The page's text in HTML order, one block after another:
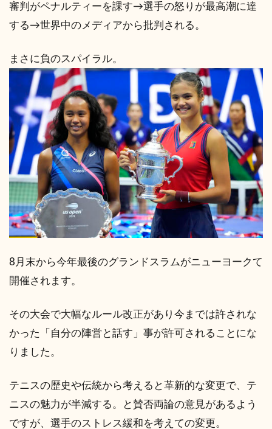
審判がペナルティーを課す→選手の怒りが最高潮に達
する→世界中のメディアから批判される。
まさに負のスパイラル。
8月末から今年最後のグランドスラムがニューヨークて
開催されます。
その大会で大幅なルール改正があり今までは許されな
かった「自分の陣営と話す」事が許可されることにな
りました。
テニスの歴史や伝統から考えると革新的な変更で、テ
ニスの魅力が半減する。と賛否両論の意見があるよう
ですが、選手のストレス緩和を考えての変更。